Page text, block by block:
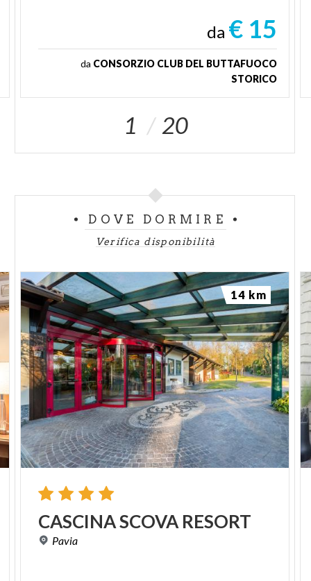
da € 15
da CONSORZIO CLUB DEL BUTTAFUOCO
STORICO
1 20
DOVE DORMIRE
Verifica disponibilità
CASCINASCOVA RESORT
Pavia
14 km